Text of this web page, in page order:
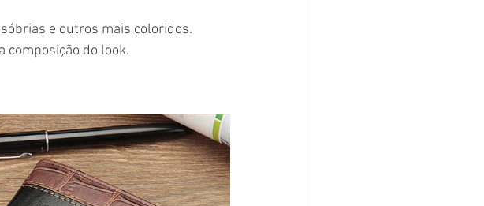
e outros mais coloridos.
composição do look.